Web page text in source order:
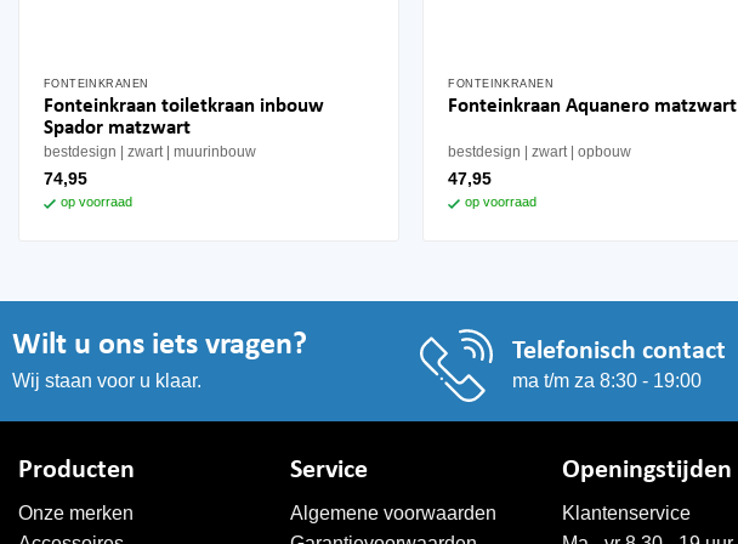
FONTEINKRANEN
Fonteinkraan toiletkraan inbouw
Spador matzwart
bestdesign zwart muurinbouw
74,95
op voorraad
FONTEINKRANEN
Fonteinkraan Aquanero matzwart
bestdesign zwart opbouw
47,95
op voorraad
Wilt u ons iets vragen?
Wij staan voor u klaar.
Telefonisch contact
ma t/m za 8:30 - 19:00
Producten
Onze merken
Service
Algemene voorwaarden
Openingstijden
Klantenservice